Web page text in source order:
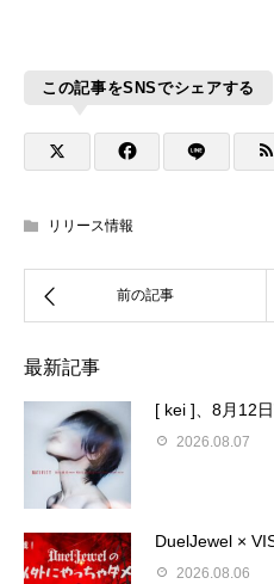
この記事をSNSでシェアする
リリース情報
最新記事
[ kei ]、8月12
2026.08.07
DuelJewel ×
2026.08.06